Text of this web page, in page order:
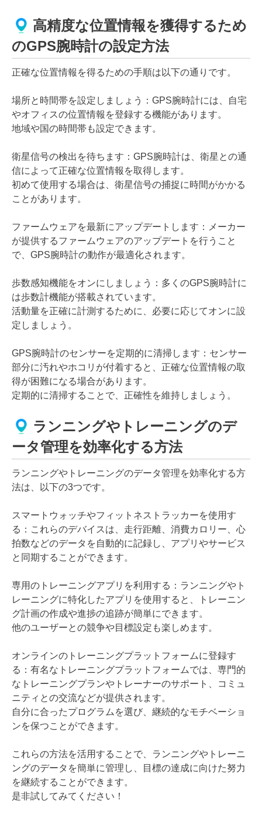
高精度な位置情報を獲得するため
のGPS腕時計の設定方法
正確な位置情報を得るための手順は以下の通りです。
場所と時間帯を設定しましょう：GPS腕時計には、自宅
やオフィスの位置情報を登録する機能があります。
地域や国の時間帯も設定できます。
衛星信号の検出を待ちます：GPS腕時計は、衛星との通
信によって正確な位置情報を取得します。
初めて使用する場合は、衛星信号の捕捉に時間がかかる
ことがあります。
ファームウェアを最新にアップデートします：メーカー
が提供するファームウェアのアップデートを行うこと
で、GPS腕時計の動作が最適化されます。
歩数感知機能をオンにしましょう：多くのGPS腕時計に
は歩数計機能が搭載されています。
活動量を正確に計測するために、必要に応じてオンに設
定しましょう。
GPS腕時計のセンサーを定期的に清掃します：センサー
部分に汚れやホコリが付着すると、正確な位置情報の取
得が困難になる場合があります。
定期的に清掃することで、正確性を維持しましょう。
ランニングやトレーニングのデ
ータ管理を効率化する方法
ランニングやトレーニングのデータ管理を効率化する方
法は、以下の3つです。
スマートウォッチやフィットネストラッカーを使用す
る：これらのデバイスは、走行距離、消費カロリー、心
拍数などのデータを自動的に記録し、アプリやサービス
と同期することができます。
専用のトレーニングアプリを利用する：ランニングやト
レーニングに特化したアプリを使用すると、トレーニン
グ計画の作成や進捗の追跡が簡単にできます。
他のユーザーとの競争や目標設定も楽しめます。
オンラインのトレーニングプラットフォームに登録す
る：有名なトレーニングプラットフォームでは、専門的
なトレーニングプランやトレーナーのサポート、コミュ
ニティとの交流などが提供されます。
自分に合ったプログラムを選び、継続的なモチベーショ
ンを保つことができます。
これらの方法を活用することで、ランニングやトレーニ
ングのデータを簡単に管理し、目標の達成に向けた努力
を継続することができます。
是非試してみてください！